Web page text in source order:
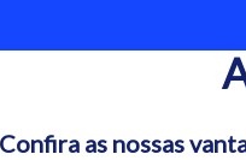
Confira as nossas